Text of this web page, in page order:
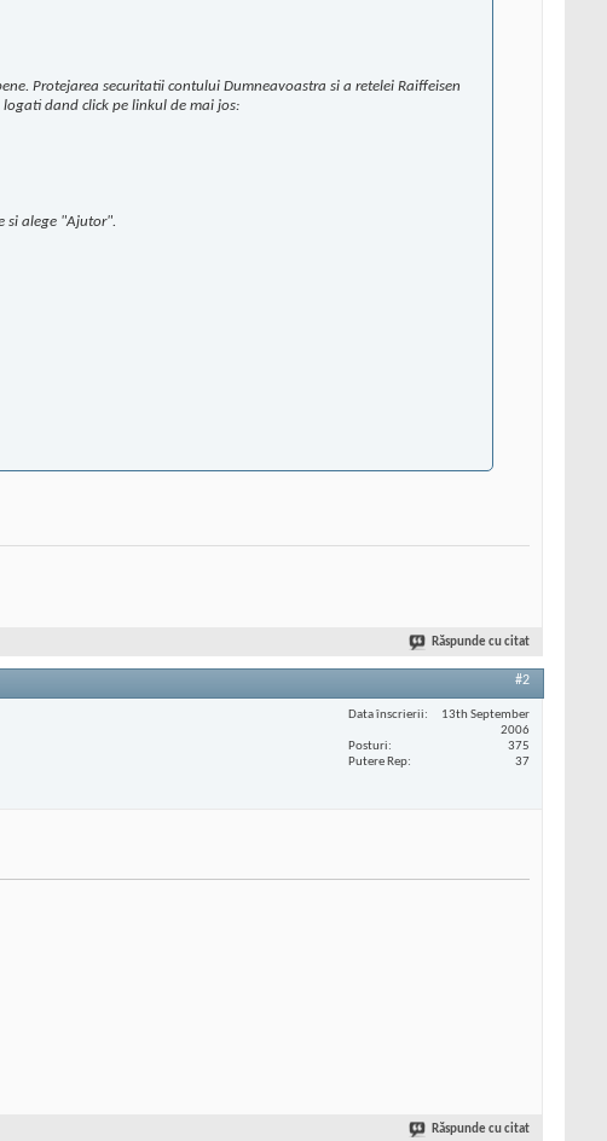
Protejarea securitatii contului Dumneavoastra si a retelei Raiffeisen
dand click pe linkul de mai jos:
si alege "Ajutor".
Răspunde cu citat
#2
Data înscrierii
13th September
2006
Posturi
375
Putere Rep
37
Răspunde cu citat